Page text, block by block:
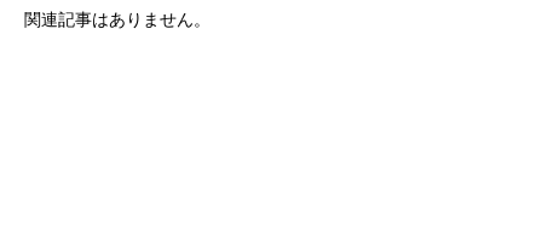
関連記事はありません。